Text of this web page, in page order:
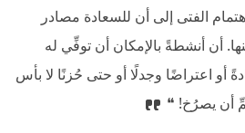
الفتى إلى أن للسعادة مصادر
أن أنشطةً بالإمكان أن توفِّي له
اعتراضًا وجدلًا أو حتى حُزنًا لا بأس
أن يصرُخ! ❝